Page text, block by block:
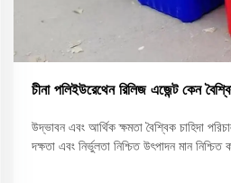
চীনা পলিইউরেথেন রিলিজ এজেন্ট কেন
উদ্ভাবন এবং আর্থিক ক্ষমতা বৈশ্বিক চাহিদা
দক্ষতা এবং নির্ভুলতা নিশ্চিত উৎপাদন মান